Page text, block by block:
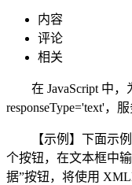
内容
评论
相关
在 JavaScript 中
responseType='text'，
【示例】下面示
个按钮，在文本框中
据”按钮，将使用